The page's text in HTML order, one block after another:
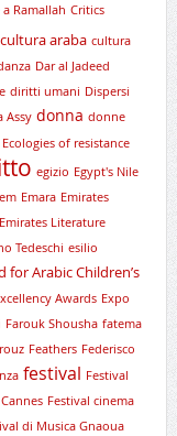
Ramallah Critics
cultura araba cultura
Dar al Jadeed
diritti umani Dispersi
Assy donna donne
Ecologies of resistance
egizio Egypt's Nile
Emara Emirates
Emirates Literature
Tedeschi esilio
for Arabic Children’s
Awards Expo
Farouk Shousha fatema
Feathers Federisco
festival Festival
Festival cinema
di Musica Gnaoua